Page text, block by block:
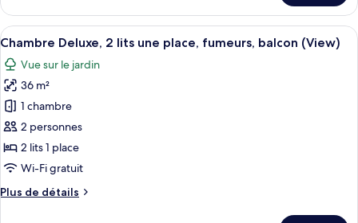
double,
fumeurs
(Pyramid
view
with
Exec
Lounge
Access)
le
type
de
Chambre
Deluxe,
lit
double,
fumeurs
(Pyramid
view
Exec
Afficher
toutes
les
photos
pour
ce
type
de
chambre :
Chambre
Une chambre d’hôtel avec deux lits,
6
Chambre Deluxe, 2 lits une place, fumeurs, balcon (View)
Vue sur le jardin
36 m²
1 chambre
2 personnes
2 lits 1 place
Wi-Fi gratuit
Plus de détails
Plus